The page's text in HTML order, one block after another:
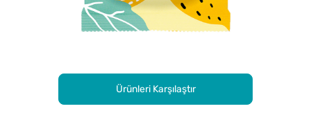
Ürünleri Karşılaştır